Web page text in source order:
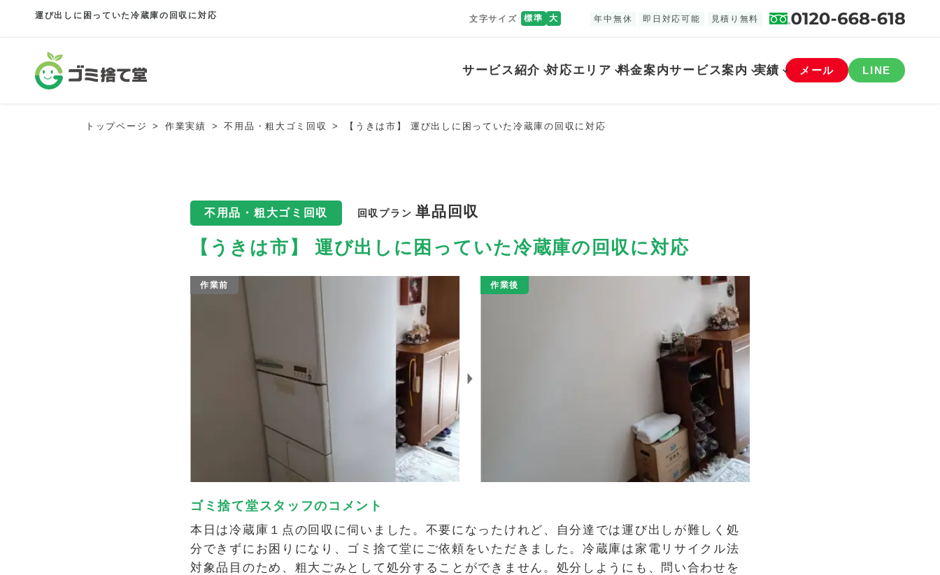
運び出しに困っていた冷蔵庫の回収に対応 文字サイズ 標準 大 年中無休 即日対応可能 見積り無料
サービス紹介 対応エリア 料金案内サービス案内 実績 メール LINE
トップページ 作業実績 不用品・粗大ゴミ回収 【うきは市】 運び出しに困っていた冷蔵庫の回収に対応
不用品・粗大ゴミ回収 回収プラン 単品回収
【うきは市】 運び出しに困っていた冷蔵庫の回収に対応
作業前 作業後
ゴミ捨て堂スタッフのコメント
本日は冷蔵庫１点の回収に伺いました。不要になったけれど、自分達では運び出しが難しく処
分できずにお困りになり、ゴミ捨て堂にご依頼をいただきました。冷蔵庫は家電リサイクル法
対象品目のため、粗大ごみとして処分することができません。処分しようにも、問い合わせを